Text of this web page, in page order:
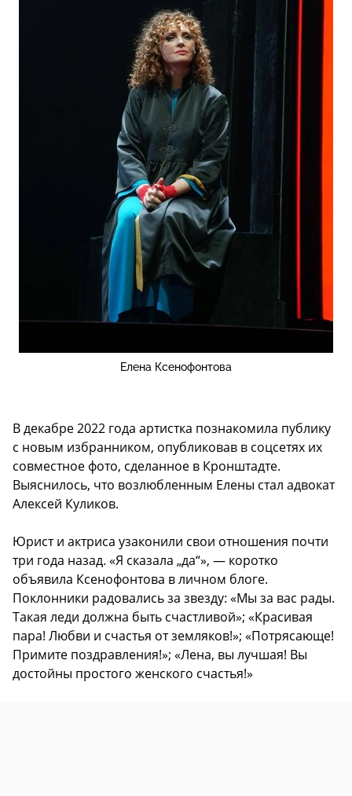
Елена Ксенофонтова
В декабре 2022 года артистка познакомила публику
с новым избранником, опубликовав в соцсетях их
совместное фото, сделанное в Кронштадте.
Выяснилось, что возлюбленным Елены стал адвокат
Алексей Куликов.
Юрист и актриса узаконили свои отношения почти
три года назад. «Я сказала „да“», — коротко
объявила Ксенофонтова в личном блоге.
Поклонники радовались за звезду: «Мы за вас рады.
Такая леди должна быть счастливой»; «Красивая
пара! Любви и счастья от земляков!»; «Потрясающе!
Примите поздравления!»; «Лена, вы лучшая! Вы
достойны простого женского счастья!»